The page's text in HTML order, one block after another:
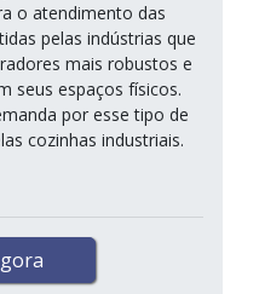
o atendimento das
pelas indústrias que
mais robustos e
seus espaços físicos.
por esse tipo de
cozinhas industriais.